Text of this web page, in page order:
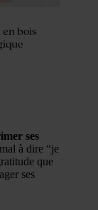
en bois
ses
à dire “je
que
ses